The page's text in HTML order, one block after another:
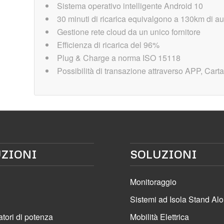
Sistema operativo intelligente Android 10
30 minuti di ricarica equivalgono a 130km di
Gestione rete cloud da un unico fornitore
Efficienza di ricarica del 96%
Plug & Charge a norma ISO 15118
Possibilità di transazione attraverso APP,
di potenza
SOLUZIONI
Monitoraggio
Sistemi ad Isola Stand
Mobilità Elettrica